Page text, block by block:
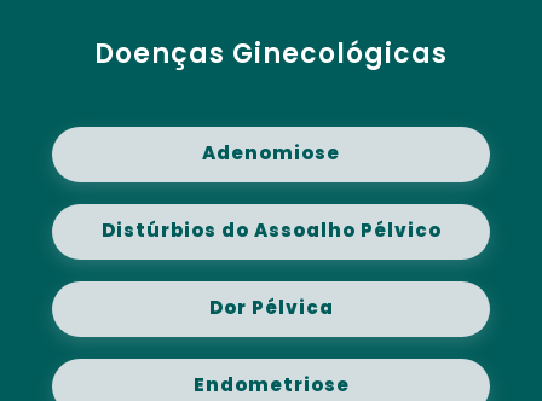
Doenças Ginecológicas
Adenomiose
Distúrbios do Assoalho Pélvico
Dor Pélvica
Endometriose